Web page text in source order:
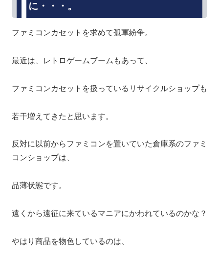
に・・・。
ファミコンカセットを求めて孤軍紛争。
最近は、レトロゲームブームもあって、
ファミコンカセットを扱っているリサイクルショップも
若干増えてきたと思います。
反対に以前からファミコンを置いていた倉庫系のファミ
コンショップは、
品薄状態です。
遠くから遠征に来ているマニアにかわれているのかな？
やはり商品を物色しているのは、